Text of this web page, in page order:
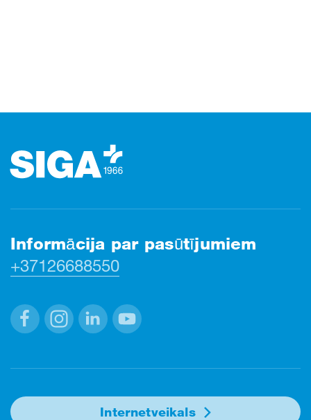
Informācija par pasūtījumiem
+37126688550
Internetveikals